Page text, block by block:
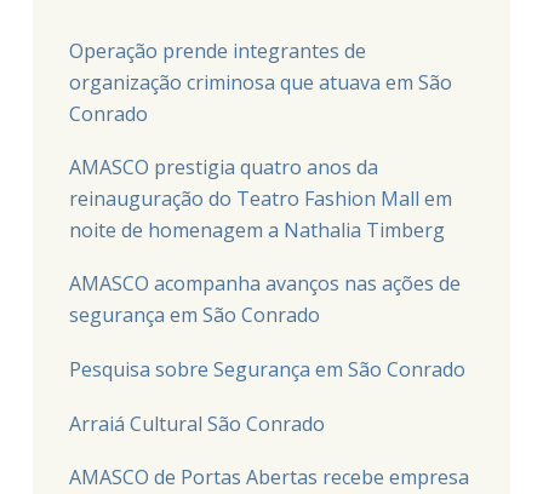
Operação prende integrantes de
organização criminosa que atuava em São
Conrado
AMASCO prestigia quatro anos da
reinauguração do Teatro Fashion Mall em
noite de homenagem a Nathalia Timberg
AMASCO acompanha avanços nas ações de
segurança em São Conrado
Pesquisa sobre Segurança em São Conrado
Arraiá Cultural São Conrado
AMASCO de Portas Abertas recebe empresa